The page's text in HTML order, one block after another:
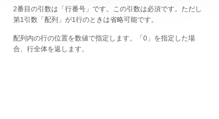
2番目の引数は「行番号」です。この引数は必須です。ただし
第1引数「配列」が1行のときは省略可能です。
配列内の行の位置を数値で指定します。「0」を指定した場
合、行全体を返します。